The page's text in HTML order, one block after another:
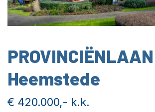
Heemstede
€ 420.000,- k.k.